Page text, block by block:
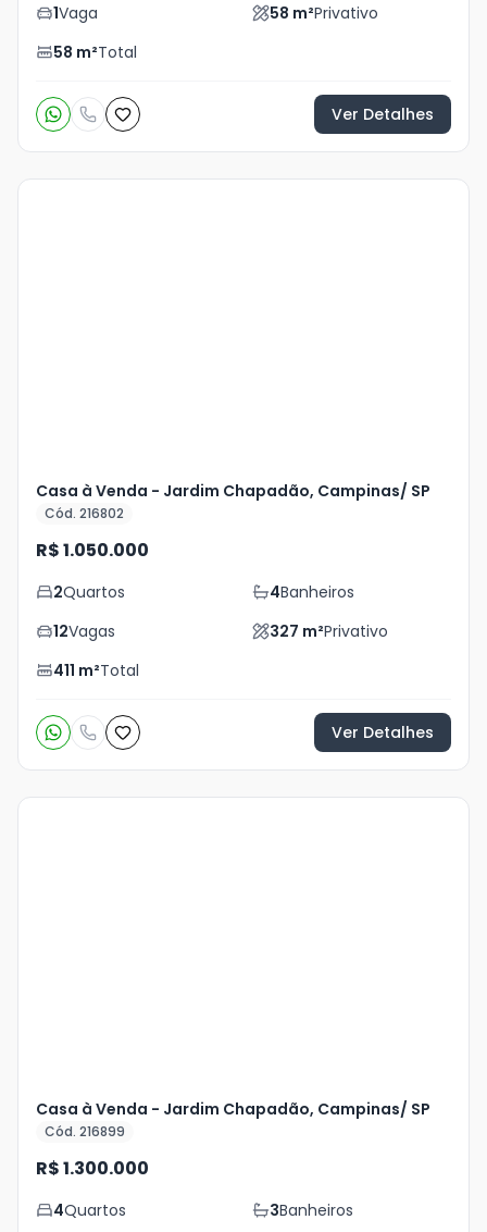
1Vaga 58 m²Privativo
58 m²Total
Ver Detalhes
Casa à Venda - Jardim Chapadão, Campinas/ SP
Cód. 216802
R$ 1.050.000
2Quartos 4Banheiros
12Vagas 327 m²Privativo
411 m²Total
Ver Detalhes
Casa à Venda - Jardim Chapadão, Campinas/ SP
Cód. 216899
R$ 1.300.000
4Quartos 3Banheiros